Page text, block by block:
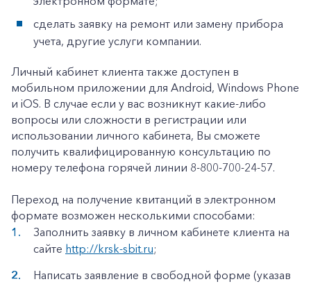
сделать заявку на ремонт или замену прибора
учета, другие услуги компании.
Личный кабинет клиента также доступен в
мобильном приложении для Android, Windows Phone
и iOS. В случае если у вас возникнут какие-либо
вопросы или сложности в регистрации или
использовании личного кабинета, Вы сможете
получить квалифицированную консультацию по
номеру телефона горячей линии 8-800-700-24-57.
Переход на получение квитанций в электронном
формате возможен несколькими способами:
Заполнить заявку в личном кабинете клиента на
сайте http://krsk-sbit.ru;
Написать заявление в свободной форме (указав